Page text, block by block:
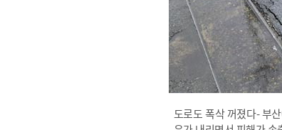
도로도 폭삭 꺼졌다- 부